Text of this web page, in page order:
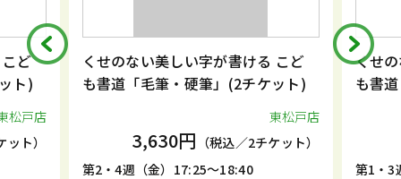
ど
ト)
松戸店
ト）
くせのない美しい字が書ける こど
も書道「毛筆・硬筆」(2チケット)
東松戸店
3,630円 （税込／2チケット）
第2・4週（金）17:25～18:40
くせ
も書
第1・3